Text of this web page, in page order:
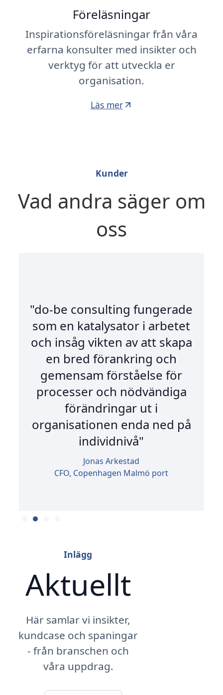
Föreläsningar
Inspirationsföreläsningar från våra
erfarna konsulter med insikter och
verktyg för att utveckla er
organisation.
Läs mer
Kunder
Vad andra säger om
oss
"do-be consulting fungerade
som en katalysator i arbetet
och insåg vikten av att skapa
en bred förankring och
gemensam förståelse för
processer och nödvändiga
förändringar ut i
organisationen enda ned på
individnivå"
Jonas Arkestad
CFO, Copenhagen Malmö port
Slide 2 of 4.
Inlägg
Aktuellt
Här samlar vi insikter,
kundcase och spaningar
- från branschen och
våra uppdrag.